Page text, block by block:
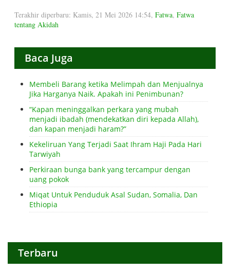
Terakhir diperbaru: Kamis, 21 Mei 2026 14:54, Fatwa, Fatwa
tentang Akidah
Baca Juga
Membeli Barang ketika Melimpah dan Menjualnya
Jika Harganya Naik. Apakah ini Penimbunan?
“Kapan meninggalkan perkara yang mubah
menjadi ibadah (mendekatkan diri kepada Allah),
dan kapan menjadi haram?”
Kekeliruan Yang Terjadi Saat Ihram Haji Pada Hari
Tarwiyah
Perkiraan bunga bank yang tercampur dengan
uang pokok
Miqat Untuk Penduduk Asal Sudan, Somalia, Dan
Ethiopia
Terbaru